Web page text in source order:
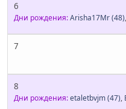
6
Дни рождения:Arisha17Mr(48),
7
8
Дни рождения:etaletbvjm(47),